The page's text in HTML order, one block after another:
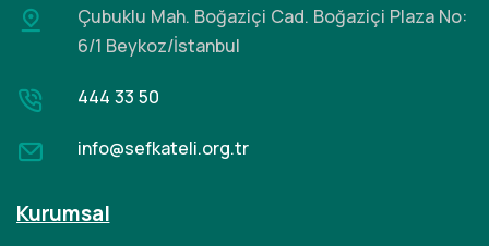
Çubuklu Mah. Boğaziçi Cad. Boğaziçi Plaza No:
6/1 Beykoz/İstanbul
444 33 50
info@sefkateli.org.tr
Kurumsal